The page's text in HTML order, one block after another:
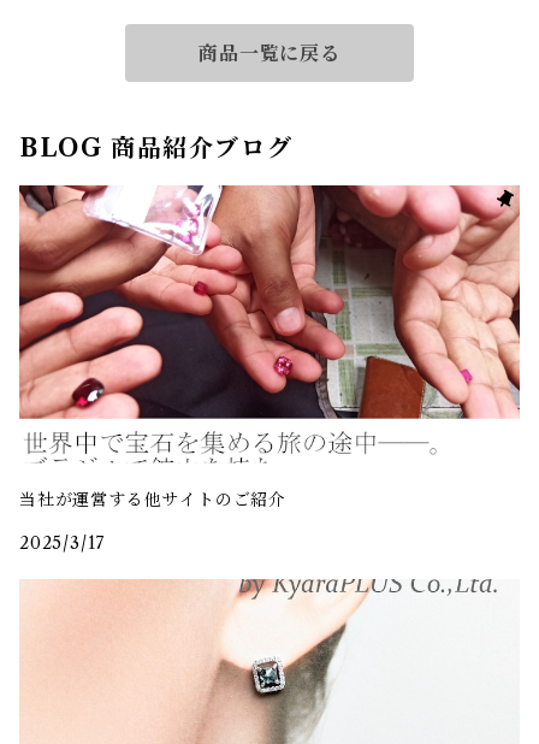
商品一覧に戻る
BLOG 商品紹介ブログ
当社が運営する他サイトのご紹介
2025/3/17